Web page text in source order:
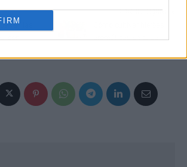
vajillas
con
Artículo siguiente
aromáticas en casa